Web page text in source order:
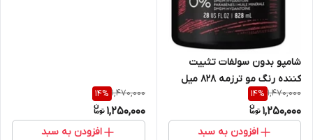
شامپو بدون سولفات تثبیت
کننده رنگ مو ترزمه 828 میل
Tresemme Shampoo Color
Revitalise
1,470,000
14%
1,250,000
افزودن به سبد
1,470,000
14%
1,250,000
افزودن به سبد